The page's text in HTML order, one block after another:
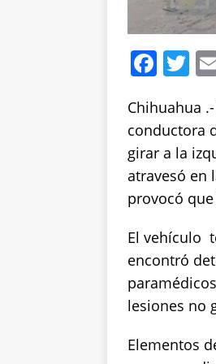
F
c
e
b
o
k
T
it
te
r
Chihuahua
conductora
girar a la
atravesó en
provocó
El vehículo
encontró
lesiones no
Elementos